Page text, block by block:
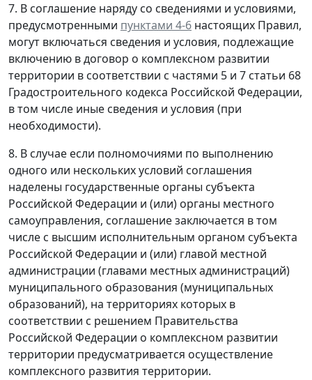
7. В соглашение наряду со сведениями и условиями,
предусмотренными пунктами 4-6 настоящих Правил,
могут включаться сведения и условия, подлежащие
включению в договор о комплексном развитии
территории в соответствии с частями 5 и 7 статьи 68
Градостроительного кодекса Российской Федерации,
в том числе иные сведения и условия (при
необходимости).
8. В случае если полномочиями по выполнению
одного или нескольких условий соглашения
наделены государственные органы субъекта
Российской Федерации и (или) органы местного
самоуправления, соглашение заключается в том
числе с высшим исполнительным органом субъекта
Российской Федерации и (или) главой местной
администрации (главами местных администраций)
муниципального образования (муниципальных
образований), на территориях которых в
соответствии с решением Правительства
Российской Федерации о комплексном развитии
территории предусматривается осуществление
комплексного развития территории.